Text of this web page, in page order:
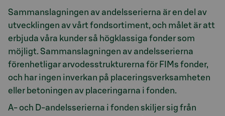
Sammanslagningen av andelsserierna är en del av
utvecklingen av vårt fondsortiment, och målet är att
erbjuda våra kunder så högklassiga fonder som
möjligt. Sammanslagningen av andelsserierna
förenhetligar arvodesstrukturerna för FIMs fonder,
och har ingen inverkan på placeringsverksamheten
eller betoningen av placeringarna i fonden.
A- och D-andelsserierna i fonden skiljer sig från